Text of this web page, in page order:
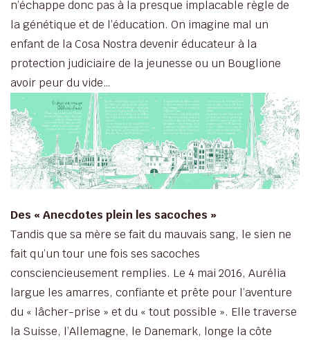
n’échappe donc pas à la presque implacable règle de
la génétique et de l’éducation. On imagine mal un
enfant de la Cosa Nostra devenir éducateur à la
protection judiciaire de la jeunesse ou un Bouglione
avoir peur du vide…
Des « Anecdotes plein les sacoches »
Tandis que sa mère se fait du mauvais sang, le sien ne
fait qu’un tour une fois ses sacoches
consciencieusement remplies. Le 4 mai 2016, Aurélia
largue les amarres, confiante et prête pour l’aventure
du « lâcher-prise » et du « tout possible ». Elle traverse
la Suisse, l’Allemagne, le Danemark, longe la côte